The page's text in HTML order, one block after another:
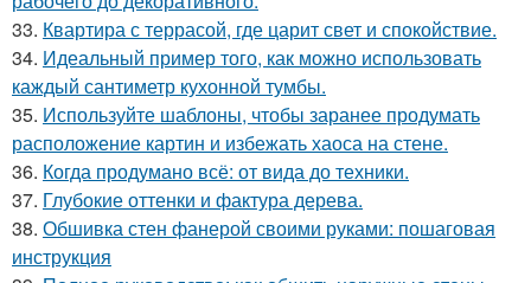
33. Квартира с террасой, где царит свет и спокойствие.
34. Идеальный пример того, как можно использовать
каждый сантиметр кухонной тумбы.
35. Используйте шаблоны, чтобы заранее продумать
расположение картин и избежать хаоса на стене.
36. Когда продумано всё: от вида до техники.
37. Глубокие оттенки и фактура дерева.
38. Обшивка стен фанерой своими руками: пошаговая
инструкция